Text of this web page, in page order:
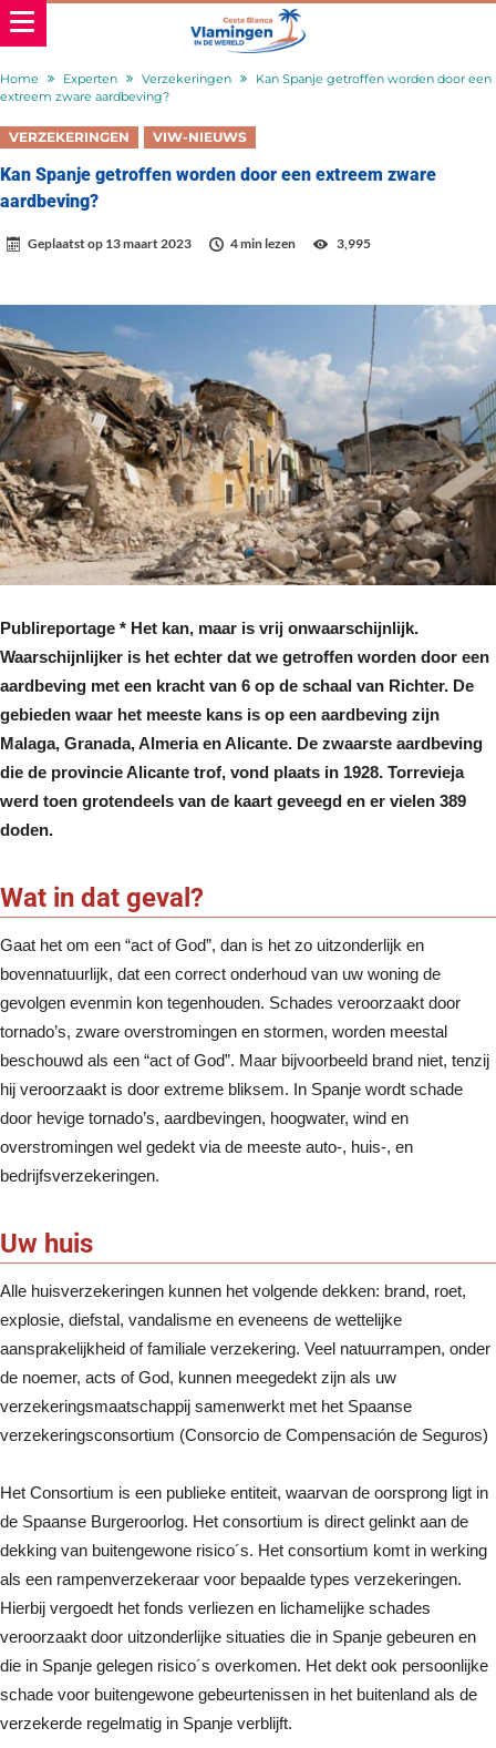
Home Experten Verzekeringen
Kan Spanje getroffen worden door een
extreem zware aardbeving?
VERZEKERINGEN VIW-NIEUWS
Kan Spanje getroffen worden door een extreem zware
aardbeving?
Geplaatst op 13 maart 2023 4 min lezen 3,995
Publireportage * Het kan, maar is vrij onwaarschijnlijk.
Waarschijnlijker is het echter dat we getroffen worden door een
aardbeving met een kracht van 6 op de schaal van Richter. De
gebieden waar het meeste kans is op een aardbeving zijn
Malaga, Granada, Almeria en Alicante. De zwaarste aardbeving
die de provincie Alicante trof, vond plaats in 1928. Torrevieja
werd toen grotendeels van de kaart geveegd en er vielen 389
doden.
Wat in dat geval?
Gaat het om een “act of God”, dan is het zo uitzonderlijk en
bovennatuurlijk, dat een correct onderhoud van uw woning de
gevolgen evenmin kon tegenhouden. Schades veroorzaakt door
tornado’s, zware overstromingen en stormen, worden meestal
beschouwd als een “act of God”. Maar bijvoorbeeld brand niet, tenzij
hij veroorzaakt is door extreme bliksem. In Spanje wordt schade
door hevige tornado’s, aardbevingen, hoogwater, wind en
overstromingen wel gedekt via de meeste auto-, huis-, en
bedrijfsverzekeringen.
Uw huis
Alle huisverzekeringen kunnen het volgende dekken: brand, roet,
explosie, diefstal, vandalisme en eveneens de wettelijke
aansprakelijkheid of familiale verzekering. Veel natuurrampen, onder
de noemer, acts of God, kunnen meegedekt zijn als uw
verzekeringsmaatschappij samenwerkt met het Spaanse
verzekeringsconsortium (Consorcio de Compensación de Seguros)
Het Consortium is een publieke entiteit, waarvan de oorsprong ligt in
de Spaanse Burgeroorlog. Het consortium is direct gelinkt aan de
dekking van buitengewone risico´s. Het consortium komt in werking
als een rampenverzekeraar voor bepaalde types verzekeringen.
Hierbij vergoedt het fonds verliezen en lichamelijke schades
veroorzaakt door uitzonderlijke situaties die in Spanje gebeuren en
die in Spanje gelegen risico´s overkomen. Het dekt ook persoonlijke
schade voor buitengewone gebeurtenissen in het buitenland als de
verzekerde regelmatig in Spanje verblijft.